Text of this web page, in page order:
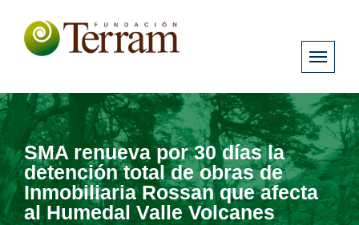
SMA renueva por 30 días la
detención total de obras de
Inmobiliaria Rossan que afecta
al Humedal Valle Volcanes